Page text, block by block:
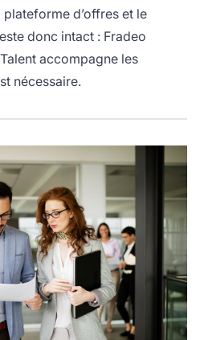
d’offres et le
donc intact : Fradeo
accompagne les
nécessaire.